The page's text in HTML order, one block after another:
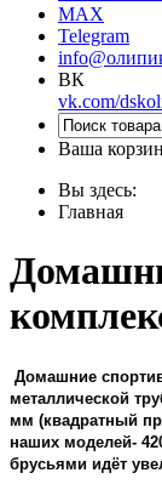
MAX
Telegram
ВК
vk.com/
Ваша
Вы здесь:
Главная
Домашние
металлической
мм (квадратный
наших моделей-
брусьями идёт